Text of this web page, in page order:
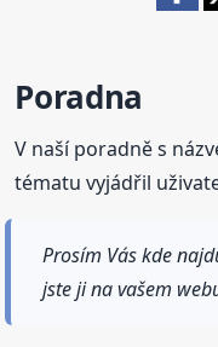
Poradna
V naší poradně s
tématu vyjádřil
Prosím Vás kde
jste ji na vašem